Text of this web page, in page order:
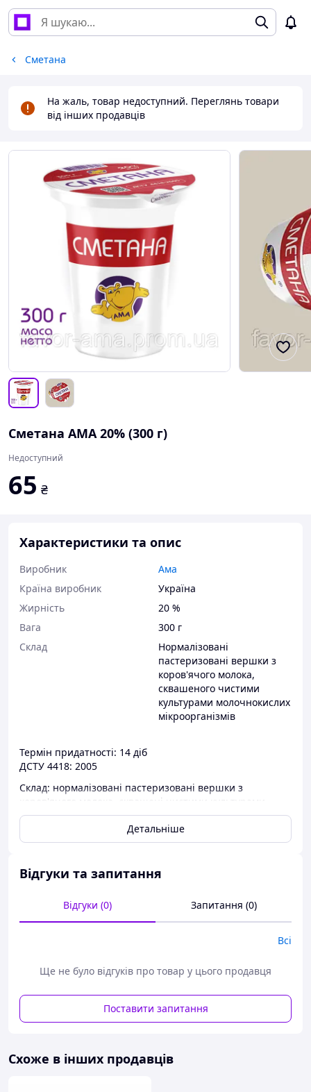
Сметана
На жаль, товар недоступний. Переглянь товари
від інших продавців
Сметана АМА 20% (300 г)
Недоступний
65 ₴
Характеристики та опис
Виробник
Ама
Країна виробник
Україна
Жирність
20 %
Вага
300 г
Склад
Нормалізовані
пастеризовані вершки з
коров'ячого молока,
сквашеного чистими
культурами молочнокислих
мікроорганізмів
Термін придатності: 14 діб
ДСТУ 4418: 2005
Склад: нормалізовані пастеризовані вершки з
коров'ячого молока, скващені чистими культурами
молочнокислих мікроорганізмів.
Енергетична цінність (калорійність) (ккал і кДж) 100 г:
21,0; білка, г — 2,8; вуглеводи, г — 3,1; органічні
Сметана — кисломолочний продукт, який займає
почесне місце серед молочних продуктів. Від інших
містяться вітаміни А, С, В1, В2, β-каротин, мінеральні
кількість амінокислот.
Це один із найпоживніших молочних продуктів. У
бактеріям).
Детальніше
Відгуки та запитання
Відгуки (0) Запитання (0)
Всі
Ще не було відгуків про товар у цього продавця
Поставити запитання
Схоже в інших продавців